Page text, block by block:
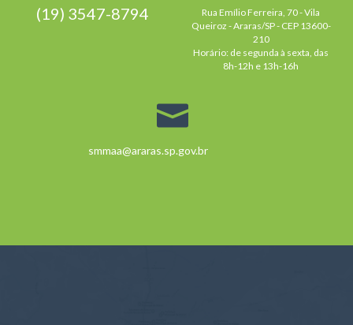
(19) 3547-8794
Rua Emílio Ferreira, 70 - Vila
Queiroz - Araras/SP - CEP 13600-
210
Horário: de segunda à sexta, das
8h-12h e 13h-16h
smmaa@araras.sp.gov.br